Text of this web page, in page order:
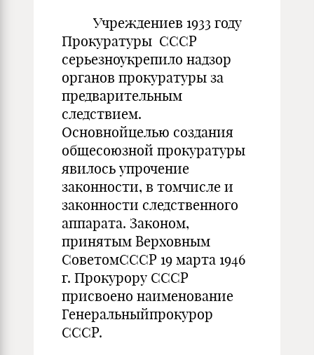
Учреждениев 1933 году
Прокуратуры СССР
серьезноукрепило надзор
органов прокуратуры за
предварительным
следствием.
Основнойцелью создания
общесоюзной прокуратуры
явилось упрочение
законности, в томчисле и
законности следственного
аппарата. Законом,
принятым Верховным
СоветомСССР 19 марта 1946
г. Прокурору СССР
присвоено наименование
Генеральныйпрокурор
СССР.